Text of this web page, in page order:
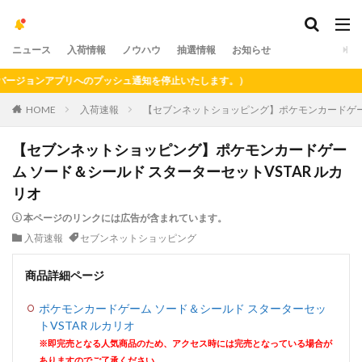
ニュース 入荷情報 ノウハウ 抽選情報 お知らせ
アプリへのプッシュ通知を停止いたします。）
HOME 入荷速報 【セブンネットショッピング】ポケモンカード
【セブンネットショッピング】ポケモンカードゲー
ム ソード＆シールド スターターセットVSTAR ルカ
リオ
本ページのリンクには広告が含まれています。
入荷速報
セブンネットショッピング
商品詳細ページ
ポケモンカードゲーム ソード＆シールド スターターセッ
トVSTAR ルカリオ
※即完売となる人気商品のため、アクセス時には完売となっている場合が